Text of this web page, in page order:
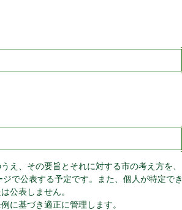
え、その要旨とそれに対する市の考え方を、
で公表する予定です。また、個人が特定でき
公表しません。
に基づき適正に管理します。